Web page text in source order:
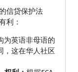
信贷保护法
利：
为英语非母语的
，这在华人社区